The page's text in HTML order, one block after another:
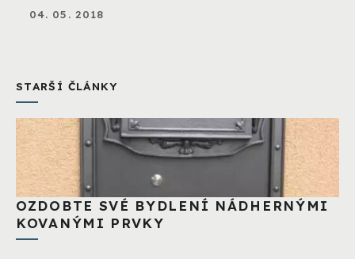
04. 05. 2018
STARŠÍ ČLÁNKY
OZDOBTE SVÉ BYDLENÍ NÁDHERNÝMI
KOVANÝMI PRVKY